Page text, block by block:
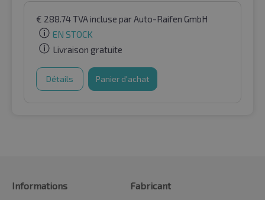
€ 288.74TVA incluse par Auto-Raifen GmbH
EN STOCK
Livraison gratuite
Détails Panier d'achat
Informations
Fabricant